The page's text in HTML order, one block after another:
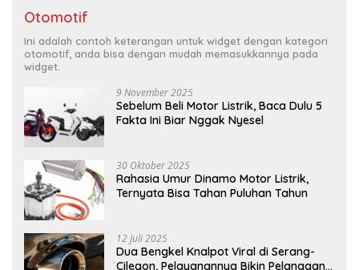
Otomotif
Ini adalah contoh keterangan untuk widget dengan kategori
otomotif, anda bisa dengan mudah memasukkannya pada
widget.
9 November 2025
Sebelum Beli Motor Listrik, Baca Dulu 5
Fakta Ini Biar Nggak Nyesel
30 Oktober 2025
Rahasia Umur Dinamo Motor Listrik,
Ternyata Bisa Tahan Puluhan Tahun
12 Juli 2025
Dua Bengkel Knalpot Viral di Serang-
Cilegon, Pelayanannya Bikin Pelanggan